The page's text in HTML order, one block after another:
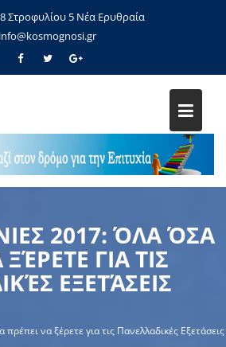
Στροφυλίου 5 Νέα Ερυθραία
info@kosmognosi.gr
2017: ΌΛΑ ΌΣΑ
ΓΙΑ ΤΙΣ
ΕΞΕΤΆΣΕΙΣ
να ξέρετε για τις Πανελλαδικές Εξετάσεις